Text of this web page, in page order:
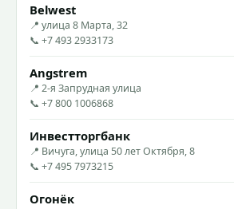
Belwest
📍 улица 8 Марта, 32
📞 +7 493 2933173
Angstrem
📍 2-я Запрудная улица
📞 +7 800 1006868
Инвестторгбанк
📍 Вичуга, улица 50 лет Октября, 8
📞 +7 495 7973215
Огонёк